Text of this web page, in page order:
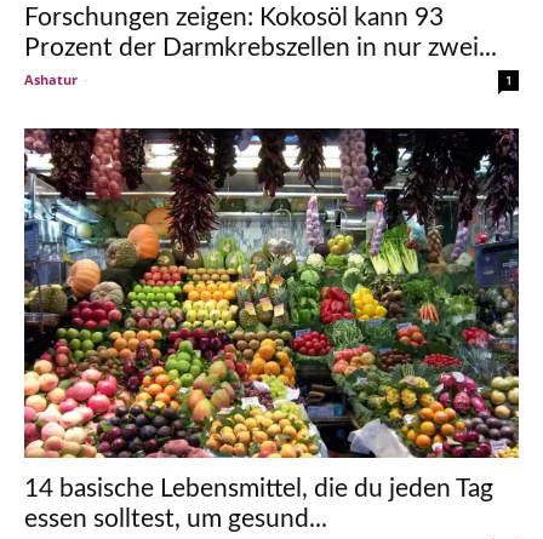
Forschungen zeigen: Kokosöl kann 93
Prozent der Darmkrebszellen in nur zwei...
Ashatur - 1
14 basische Lebensmittel, die du jeden Tag
essen solltest, um gesund...